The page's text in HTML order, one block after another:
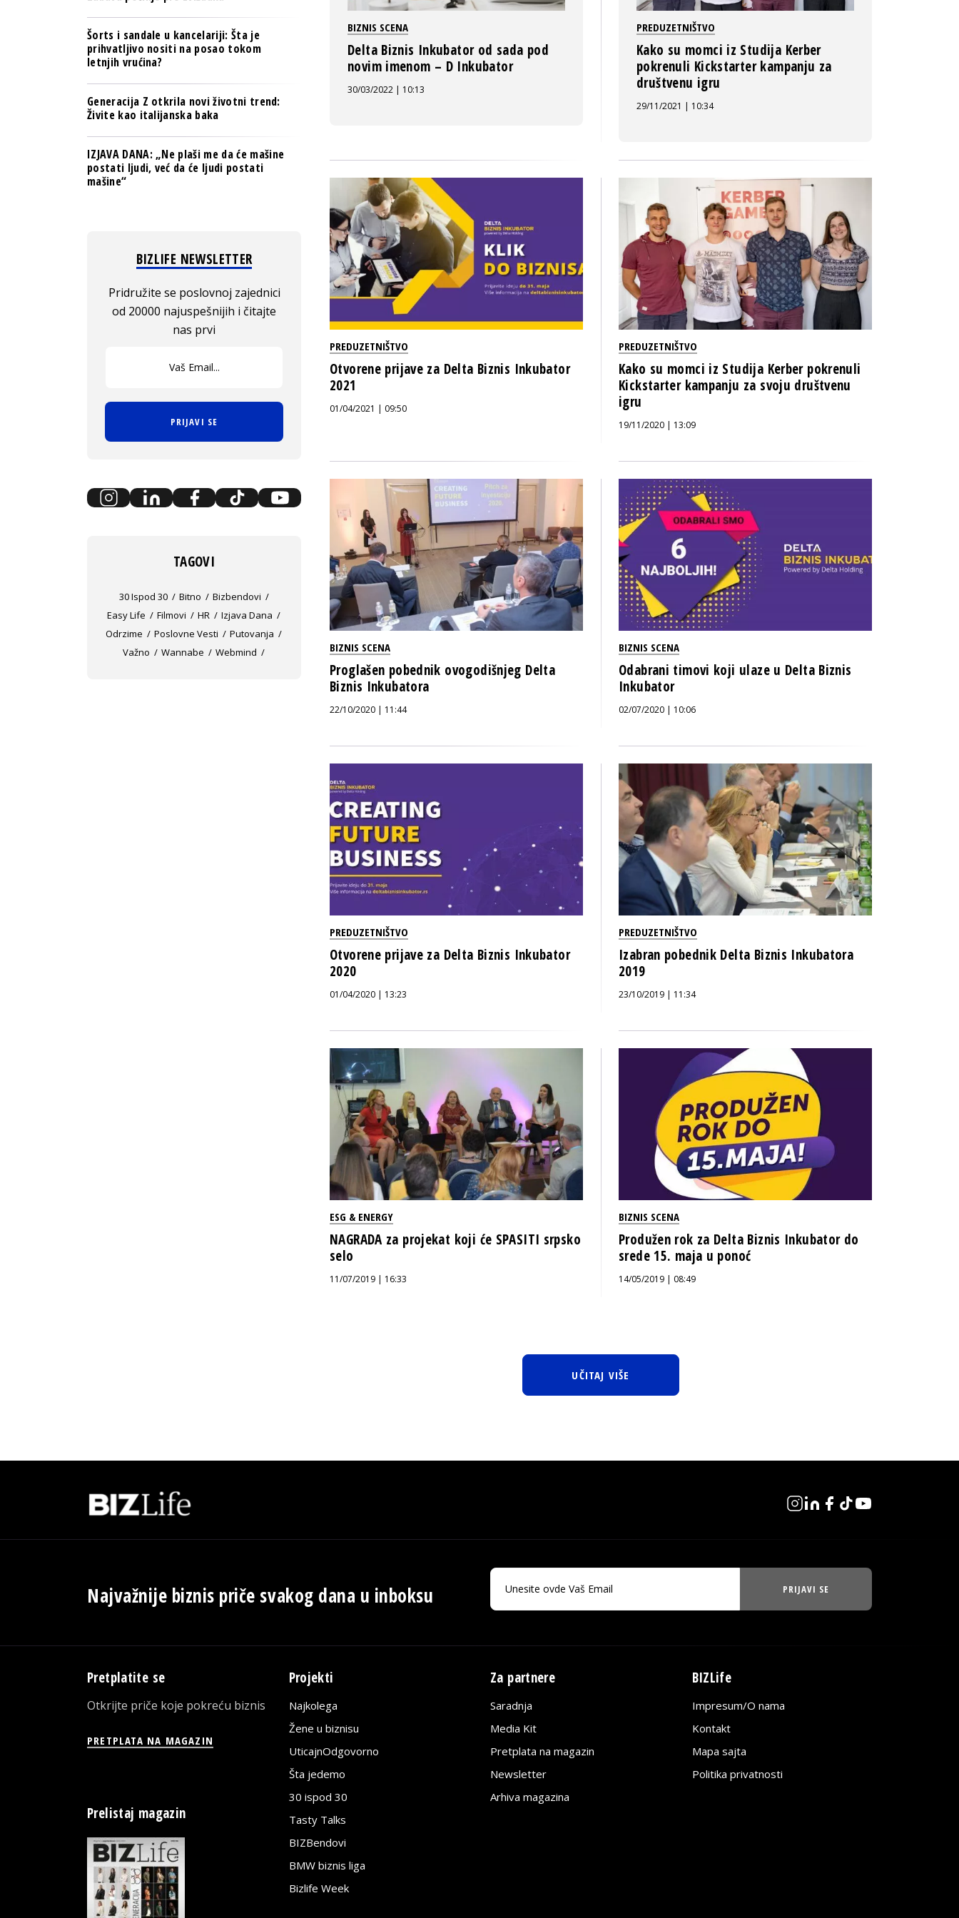
BIZNIS SCENA
Delta Biznis Inkubator od sada pod
novim imenom – D Inkubator
30/03/2022 | 10:13
PREDUZETNIŠTVO
Kako su momci iz Studija Kerber
pokrenuli Kickstarter kampanju za
društvenu igru
29/11/2021 | 10:34
PREDUZETNIŠTVO
Otvorene prijave za Delta Biznis Inkubator
2021
01/04/2021 | 09:50
PREDUZETNIŠTVO
Kako su momci iz Studija Kerber pokrenuli
Kickstarter kampanju za svoju društvenu
igru
19/11/2020 | 13:09
BIZNIS SCENA
Proglašen pobednik ovogodišnjeg Delta
Biznis Inkubatora
22/10/2020 | 11:44
BIZNIS SCENA
Odabrani timovi koji ulaze u Delta Biznis
Inkubator
02/07/2020 | 10:06
PREDUZETNIŠTVO
Otvorene prijave za Delta Biznis Inkubator
2020
01/04/2020 | 13:23
PREDUZETNIŠTVO
Izabran pobednik Delta Biznis Inkubatora
2019
23/10/2019 | 11:34
ESG & ENERGY
NAGRADA za projekat koji će SPASITI srpsko
selo
11/07/2019 | 16:33
BIZNIS SCENA
Produžen rok za Delta Biznis Inkubator do
srede 15. maja u ponoć
14/05/2019 | 08:49
UČITAJ VIŠE
Šorts i sandale u kancelariji: Šta je
prihvatljivo nositi na posao tokom
letnjih vrućina?
Generacija Z otkrila novi životni trend:
Živite kao italijanska baka
IZJAVA DANA: „Ne plaši me da će mašine
postati ljudi, već da će ljudi postati
mašine“
BIZLIFE NEWSLETTER
Pridružite se poslovnoj zajednici
od 20000 najuspešnijih i čitajte
nas prvi
PRIJAVI SE
TAGOVI
30 Ispod 30 Bitno
Bizbendovi
Easy Life
Filmovi HR
Izjava Dana
Odrzime
Poslovne Vesti
Putovanja
Važno
Wannabe Webmind
Najvažnije biznis priče svakog dana u inboksu PRIJAVI SE
Pretplatite se
Otkrijte priče koje pokreću biznis
PRETPLATA NA MAGAZIN
Prelistaj magazin
Projekti
Najkolega
Žene u biznisu
UticajnOdgovorno
Šta jedemo
30 ispod 30
Tasty Talks
BIZBendovi
BMW biznis liga
Bizlife Week
Za partnere
Saradnja
Media Kit
Pretplata na magazin
Newsletter
Arhiva magazina
BIZLife
Impresum/O nama
Kontakt
Mapa sajta
Politika privatnosti